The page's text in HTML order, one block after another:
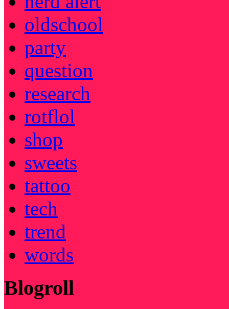
oldschool
party
question
research
rotflol
shop
sweets
tattoo
tech
trend
words
Blogroll